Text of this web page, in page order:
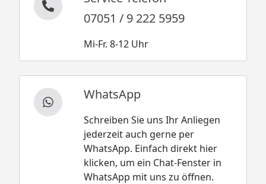
07051 / 9 222 5959
Mi-Fr. 8-12 Uhr
WhatsApp
Schreiben Sie uns Ihr Anliegen
jederzeit auch gerne per
WhatsApp. Einfach direkt hier
klicken, um ein Chat-Fenster in
WhatsApp mit uns zu öffnen.